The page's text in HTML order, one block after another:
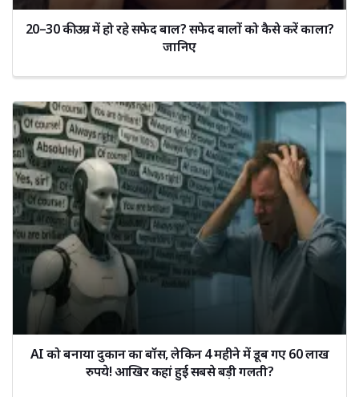
20–30 की उम्र में हो रहे सफेद बाल? सफेद बालों को कैसे करें काला?
जानिए
AI को बनाया दुकान का बॉस, लेकिन 4 महीने में डूब गए 60 लाख
रुपये! आखिर कहां हुई सबसे बड़ी गलती?